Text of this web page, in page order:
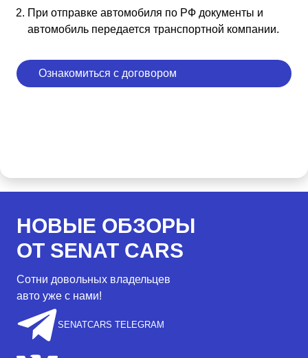
При отправке автомобиля по РФ документы и
автомобиль передается транспортной компании.
Ознакомиться с договором
НОВЫЕ ОБЗОРЫ
ОТ SENAT CARS
Сотни довольных владельцев
авто уже с нами!
SENATCARS TELEGRAM